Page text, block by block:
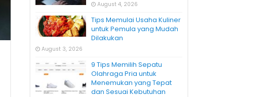
August 4, 2026
Tips Memulai Usaha Kuliner
untuk Pemula yang Mudah
Dilakukan
August 3, 2026
9 Tips Memilih Sepatu
Olahraga Pria untuk
Menemukan yang Tepat
dan Sesuai Kebutuhan